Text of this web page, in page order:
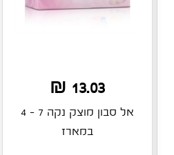
13.03 ₪
אל סבון מוצק נקה 7 - 4
במארז